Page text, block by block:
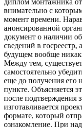
диплом монтажника
внимательно с
момент времени.
анонсированной
документ о наличии
сведений в госреестр,
будущем вообще
Между тем,
самостоятельно
еще до получения его
пункте. Объясняется
после подтверждения
изготавливается
формате, который
ознакомление. При